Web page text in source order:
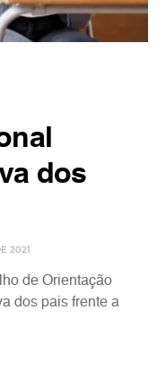
dos
2021
de Orientação
dos pais frente a